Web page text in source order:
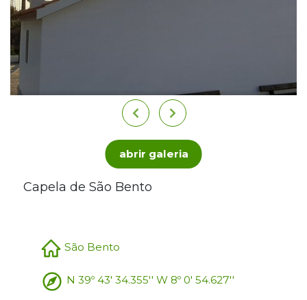
abrir galeria
Capela de São Bento
São Bento
N 39º 43' 34.355'' W 8º 0' 54.627''